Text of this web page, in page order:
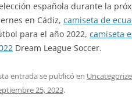
española durante la
en Cádiz, camiseta de
para el año 2022, camiseta
Dream League Soccer.
entrada se publicó en
25, 2023.